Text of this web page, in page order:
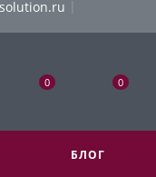
|
0 0
БЛОГ